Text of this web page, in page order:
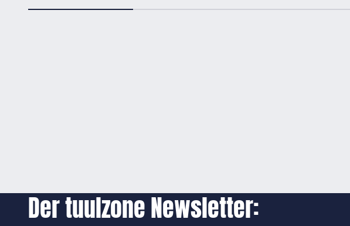
Der tuulzone Newsletter: